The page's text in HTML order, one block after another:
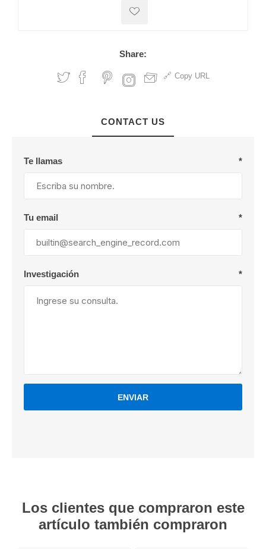
Share:
Copy URL
CONTACT US
Te llamas *
Tu email *
Investigación *
ENVIAR
Los clientes que compraron este
artículo también compraron